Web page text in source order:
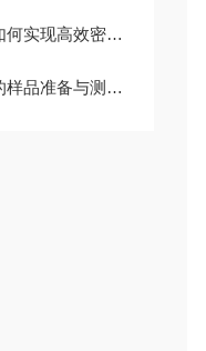
高效密度检测？
准备与测试步骤